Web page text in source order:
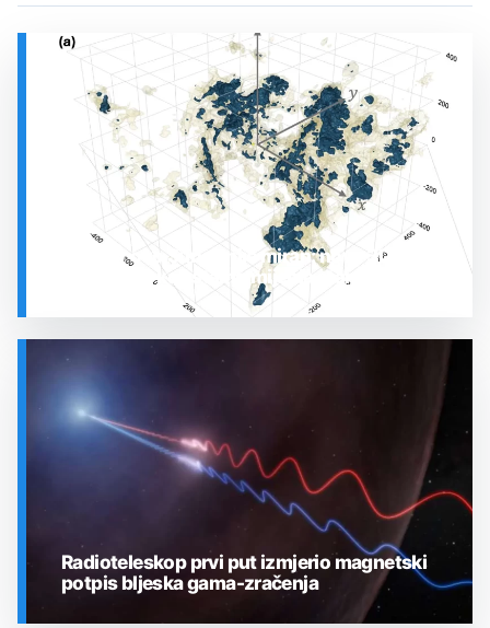
Prostor oko Sunca nije miran: nova 3D karta
otkrila plin koji stalno mijenja stanje
Radioteleskop prvi put izmjerio magnetski
potpis bljeska gama-zračenja